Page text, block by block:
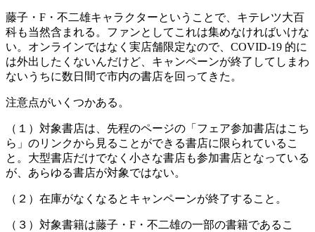
藤子・F・不二雄キャラクターということで、キテレツ大百
科も当然含まれる。ファンとしてこれは集めなければいけな
い。オンラインではなく実店舗限定なので、COVID-19 的に
は外出したくないんだけど、キャンペーンが終了してしまわ
ないうちに数日間で市内の書店を回ってきた。
注意点がいくつかある。
（１）対象書店は、先程のページの「フェア参加書店はこち
ら」のリンクから見ることができる書店に限られているこ
と。大型書店だけでなく小さな書店も参加書店となっている
が、あらゆる書店が対象ではない。
（２）在庫がなくなるとキャンペーンが終了すること。
（３）対象書籍は藤子・F・不二雄の一部の書籍であるこ